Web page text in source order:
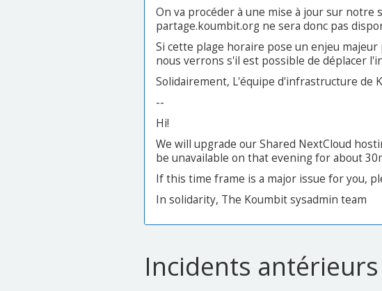
On va procéder à une mise à jour sur notre
partage.koumbit.org ne sera donc pas
Si cette plage horaire pose un enjeu
nous verrons s'il est possible de déplacer
Solidairement, L'équipe d'infrastructure de
--
Hi!
We will upgrade our Shared NextCloud
be unavailable on that evening for about
If this time frame is a major issue for you,
In solidarity, The Koumbit sysadmin team
Incidents antérieurs